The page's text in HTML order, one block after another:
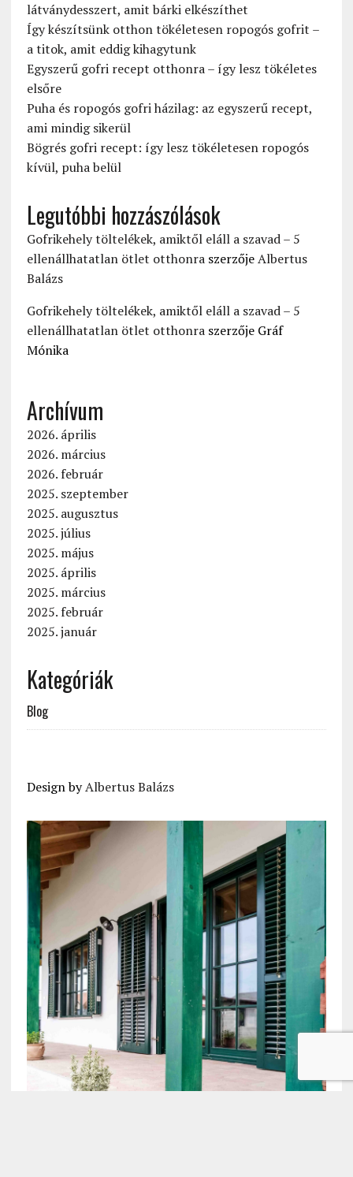
látványdesszert, amit bárki elkészíthet
Így készítsünk otthon tökéletesen ropogós gofrit –
a titok, amit eddig kihagytunk
Egyszerű gofri recept otthonra – így lesz tökéletes
elsőre
Puha és ropogós gofri házilag: az egyszerű recept,
ami mindig sikerül
Bögrés gofri recept: így lesz tökéletesen ropogós
kívül, puha belül
Legutóbbi hozzászólások
Gofrikehely töltelékek, amiktől eláll a szavad – 5
ellenállhatatlan ötlet otthonraszerzőjeAlbertus
Balázs
Gofrikehely töltelékek, amiktől eláll a szavad – 5
ellenállhatatlan ötlet otthonraszerzője Gráf
Mónika
Archívum
2026. április
2026. március
2026. február
2025. szeptember
2025. augusztus
2025. július
2025. május
2025. április
2025. március
2025. február
2025. január
Kategóriák
Blog
Design byAlbertus Balázs